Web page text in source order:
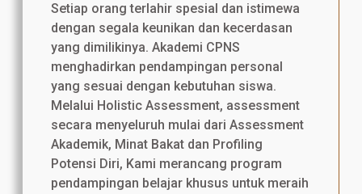
Setiap orang terlahir spesial dan istimewa
dengan segala keunikan dan kecerdasan
yang dimilikinya. Akademi CPNS
menghadirkan pendampingan personal
yang sesuai dengan kebutuhan siswa.
Melalui Holistic Assessment, assessment
secara menyeluruh mulai dari Assessment
Akademik, Minat Bakat dan Profiling
Potensi Diri, Kami merancang program
pendampingan belajar khusus untuk meraih